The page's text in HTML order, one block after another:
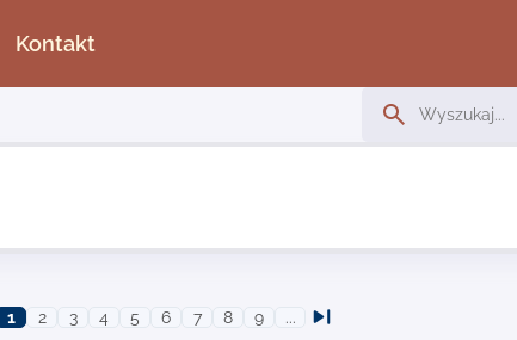
Kontakt
1 2 3 4 5 6 7 8 9 ...